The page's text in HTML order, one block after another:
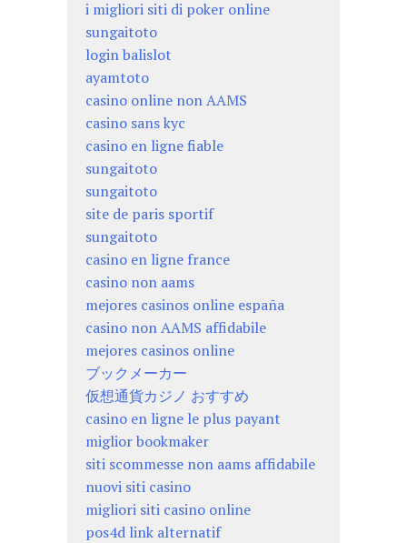
i migliori siti di poker online
sungaitoto
login balislot
ayamtoto
casino online non AAMS
casino sans kyc
casino en ligne fiable
sungaitoto
sungaitoto
site de paris sportif
sungaitoto
casino en ligne france
casino non aams
mejores casinos online españa
casino non AAMS affidabile
mejores casinos online
ブックメーカー
仮想通貨カジノ おすすめ
casino en ligne le plus payant
miglior bookmaker
siti scommesse non aams affidabile
nuovi siti casino
migliori siti casino online
pos4d link alternatif